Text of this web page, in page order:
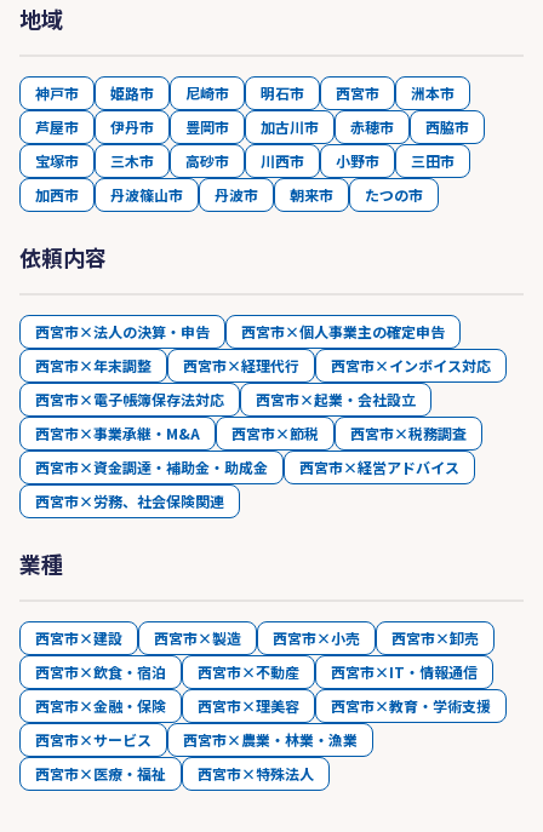
地域
神戸市 姫路市 尼崎市 明石市 西宮市
洲本市
芦屋市
伊丹市 豊岡市 加古川市 赤穂市
西脇市
宝塚市
三木市 高砂市 川西市 小野市
三田市
加西市
丹波篠山市 丹波市 朝来市 たつの市
依頼内容
西宮市×法人の決算・申告
西宮市×個人事業主の確定申告
西宮市×年末調整
西宮市×経理代行
西宮市×インボイス対応
西宮市×電子帳簿保存法対応
西宮市×起業・会社設立
西宮市×事業承継・M&A
西宮市×節税
西宮市×税務調査
西宮市×資金調達・補助金・助成金
西宮市×経営アドバイス
西宮市×労務、社会保険関連
業種
西宮市×建設 西宮市×製造 西宮市×小売
西宮市×卸売
西宮市×飲食・宿泊
西宮市×不動産
西宮市×IT・情報通信
西宮市×金融・保険
西宮市×理美容
西宮市×教育・学術支援
西宮市×サービス
西宮市×農業・林業・漁業
西宮市×医療・福祉
西宮市×特殊法人